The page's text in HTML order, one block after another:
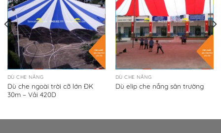
DÙ CHE NẮNG
Dù che ngoài trời cỡ lớn ĐK
30m – Vải 420D
DÙ CHE NẮNG
Dù elip che nắng sân trường